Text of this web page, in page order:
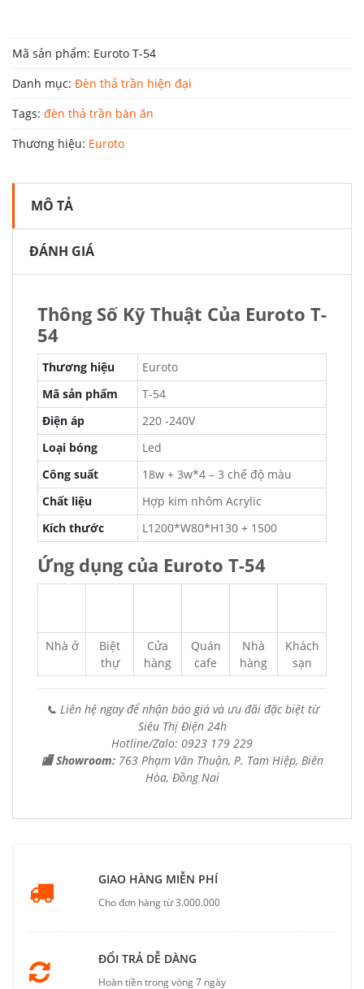
Mã sản phẩm: Euroto T-54
Danh mục: Đèn thả trần hiện đại
Tags: đèn thả trần bàn ăn
Thương hiệu: Euroto
MÔ TẢ
ĐÁNH GIÁ
Thông Số Kỹ Thuật Của Euroto T-
54
Thương hiệu
Euroto
Mã sản phẩm
T-54
Điện áp
220 -240V
Loại bóng
Led
Công suất
18w + 3w*4 – 3 chế độ màu
Chất liệu
Hợp kim nhôm Acrylic
Kích thước
L1200*W80*H130 + 1500
Ứng dụng của Euroto T-54
Nhà ở
Biệt
thự
Cửa
hàng
Quán
cafe
Nhà
hàng
Khách
sạn
📞 Liên hệ ngay để nhận báo giá và ưu đãi đặc biệt từ
Siêu Thị Điện 24h
Hotline/Zalo: 0923 179 229
🏬 Showroom: 763 Phạm Văn Thuận, P. Tam Hiệp, Biên
Hòa, Đồng Nai
GIAO HÀNG MIỄN PHÍ
Cho đơn hàng từ 3.000.000
ĐỔI TRẢ DỄ DÀNG
Hoàn tiền trong vòng 7 ngày